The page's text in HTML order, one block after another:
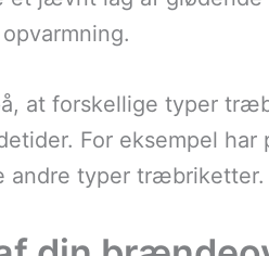
at forskellige typer
For eksempel har
typer træbriketter.